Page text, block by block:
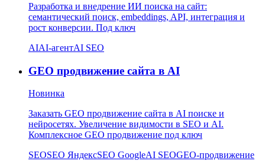
Разработка и внедрение ИИ поиска на сайт:
семантический поиск, embeddings, API, интеграция и
рост конверсии. Под ключ
AIAI-агентAI SEO
GEO продвижение сайта в AI
Новинка
Заказать GEO продвижение сайта в AI поиске и
нейросетях. Увеличение видимости в SEO и AI.
Комплексное GEO продвижение под ключ
SEOSEO ЯндексSEO GoogleAI SEOGEO-продвижение